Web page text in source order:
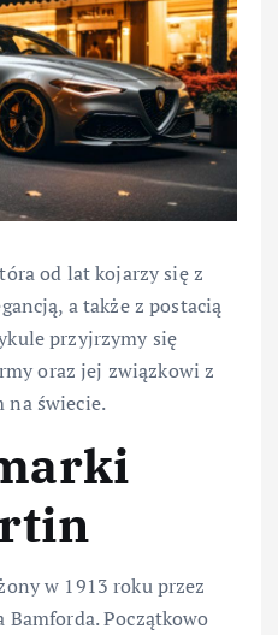
od lat kojarzy się z
a także z postacią
przyjrzymy się
oraz jej związkowi z
na świecie.
w 1913 roku przez
Początkowo